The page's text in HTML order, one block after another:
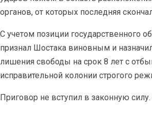
органов, от которых последняя
С учетом позиции государственного
признал Шостака виновным и
лишения свободы на срок 8 лет с
исправительной колонии строгого
Приговор не вступил в законную силу.